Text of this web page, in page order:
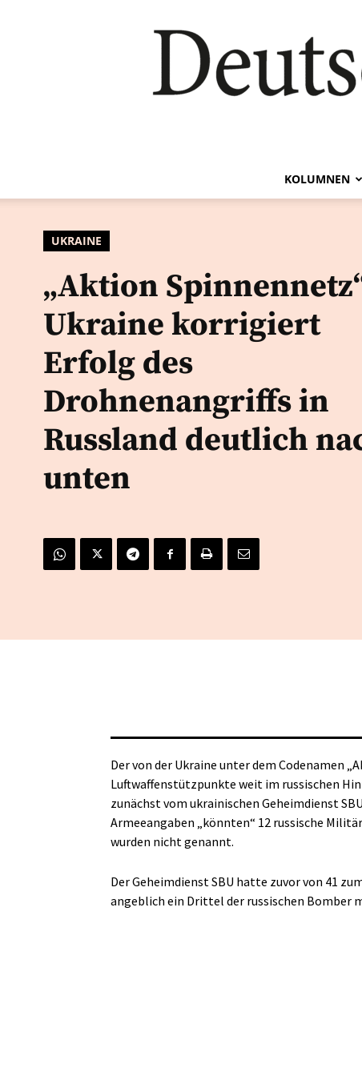
KOLUMNEN
UKRAINE
„Aktion
Ukraine korrigiert
Erfolg des
Drohnenangriffs in
Russland deutlich
unten
Der von der Ukraine unter dem Codenamen
Luftwaffenstützpunkte weit im russischen
zunächst vom ukrainischen Geheimdienst
Armeeangaben „könnten“ 12 russische
wurden nicht genannt.
Der Geheimdienst SBU hatte zuvor von 41
angeblich ein Drittel der russischen Bomber